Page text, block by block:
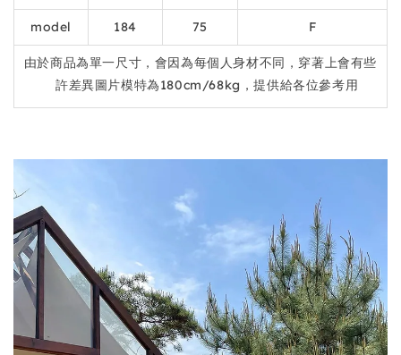
model 184 75 F
由於商品為單一尺寸，會因為每個人身材不同，穿著上會有些
許差異圖片模特為180cm/68kg，提供給各位參考用